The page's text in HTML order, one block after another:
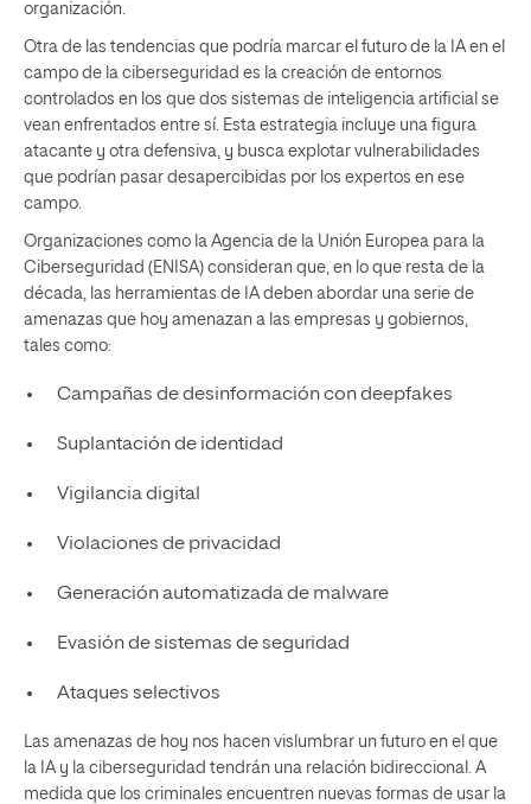
organización.
Otra de las tendencias que podría marcar el futuro de la IA en el
campo de la ciberseguridad es la creación de entornos
controlados en los que dos sistemas de inteligencia artificial se
vean enfrentados entre sí. Esta estrategia incluye una figura
atacante y otra defensiva, y busca explotar vulnerabilidades
que podrían pasar desapercibidas por los expertos en ese
campo.
Organizaciones como la Agencia de la Unión Europea para la
Ciberseguridad (ENISA) consideran que, en lo que resta de la
década, las herramientas de IA deben abordar una serie de
amenazas que hoy amenazan a las empresas y gobiernos,
tales como:
Campañas de desinformación con deepfakes
Suplantación de identidad
Vigilancia digital
Violaciones de privacidad
Generación automatizada de malware
Evasión de sistemas de seguridad
Ataques selectivos
Las amenazas de hoy nos hacen vislumbrar un futuro en el que
la IA y la ciberseguridad tendrán una relación bidireccional. A
medida que los criminales encuentren nuevas formas de usar la